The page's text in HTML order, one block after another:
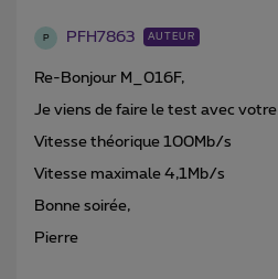
P PFH7863 AUTEUR
Re-Bonjour M_016F,
Je viens de faire le test avec
Vitesse théorique 100Mb/s
Vitesse maximale 4,1Mb/s
Bonne soirée,
Pierre